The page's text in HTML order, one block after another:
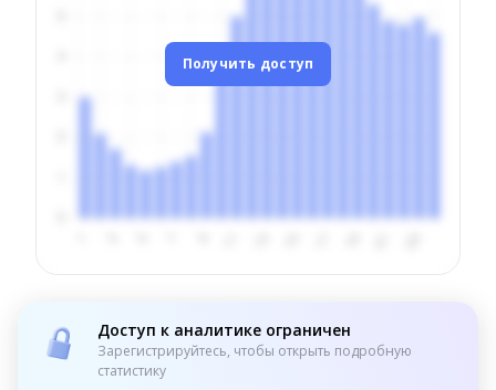
Получить доступ
Доступ к аналитике ограничен
Зарегистрируйтесь, чтобы открыть подробную
статистику